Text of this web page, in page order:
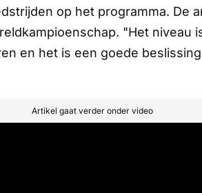
op het programma. De
"Het niveau
en het is een goede
Artikel gaat verder onder video